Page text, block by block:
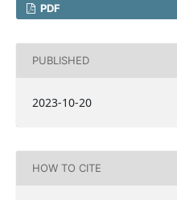
PDF
PUBLISHED
2023-10-20
HOW TO CITE